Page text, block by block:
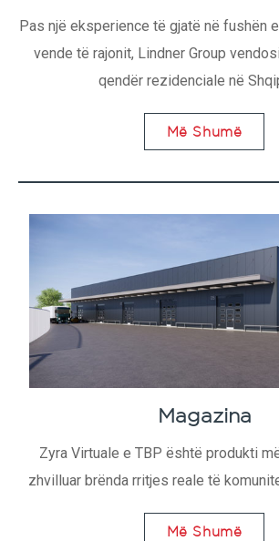
Pas një eksperience të gjatë në fushën
vende të rajonit, Lindner Group
qendër rezidenciale në
Më Shumë
Magazina
Zyra Virtuale e TBP është produkti
zhvilluar brënda rritjes reale të
Më Shumë